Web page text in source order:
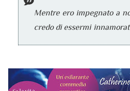
Mentre ero impegnato a
credo di essermi